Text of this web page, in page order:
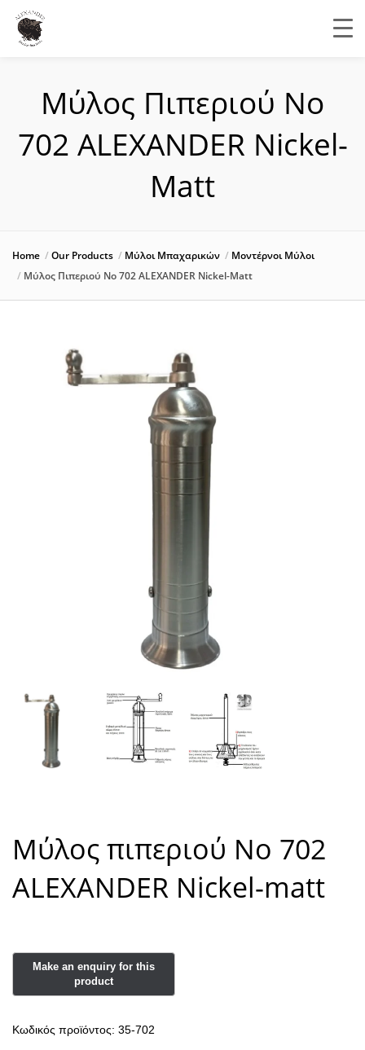
Μύλος Πιπεριού Νο
702 ALEXANDER Nickel-
Matt
Home Our Products Μύλοι Μπαχαρικών
Μοντέρνοι Μύλοι
Μύλος Πιπεριού Νο 702 ALEXANDER Nickel-Matt
Μύλος πιπεριού Νο 702
ALEXANDER Nickel-matt
Κωδικός προϊόντος: 35-702